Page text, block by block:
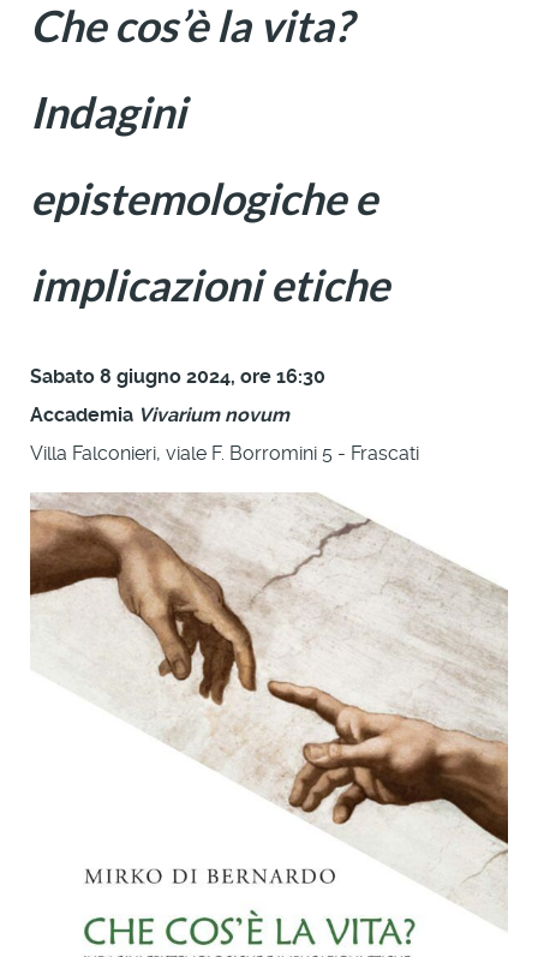
Che cos’è la vita?
Indagini
epistemologiche e
implicazioni etiche
Sabato 8 giugno 2024, ore 16:30
Accademia Vivarium novum
Villa Falconieri, viale F. Borromini 5 - Frascati